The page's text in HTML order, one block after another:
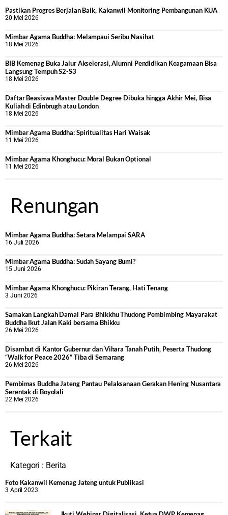
Pastikan Progres Berjalan Baik, Kakanwil Monitoring Pembangunan KUA
20 Mei 2026
Mimbar Agama Buddha: Melampaui Seribu Nasihat
18 Mei 2026
BIB Kemenag Buka Jalur Akselerasi, Alumni Pendidikan Keagamaan Bisa
Langsung Tempuh S2-S3
18 Mei 2026
Daftar Beasiswa Master Double Degree Dibuka hingga Akhir Mei, Bisa
Kuliah di Edinbrugh atau London
18 Mei 2026
Mimbar Agama Buddha: Spiritualitas Hari Waisak
11 Mei 2026
Mimbar Agama Khonghucu: Moral Bukan Optional
11 Mei 2026
Renungan
Mimbar Agama Buddha: Setara Melampai SARA
16 Juli 2026
Mimbar Agama Buddha: Sudah Sayang Bumi?
15 Juni 2026
Mimbar Agama Khonghucu: Pikiran Terang, Hati Tenang
3 Juni 2026
Samakan Langkah Damai Para Bhikkhu Thudong Pembimbing Mayarakat
Buddha Ikut Jalan Kaki bersama Bhikku
26 Mei 2026
Disambut di Kantor Gubernur dan Vihara Tanah Putih, Peserta Thudong
“Walk for Peace 2026” Tiba di Semarang
26 Mei 2026
‎Pembimas Buddha Jateng Pantau Pelaksanaan Gerakan Hening Nusantara
Serentak di Boyolali
22 Mei 2026
Terkait
Kategori : Berita
Foto Kakanwil Kemenag Jateng untuk Publikasi
3 April 2023